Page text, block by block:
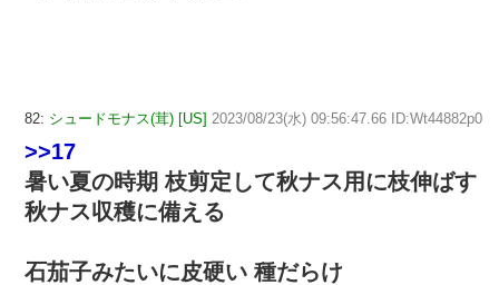
82: シュードモナス(茸) [US] 2023/08/23(水) 09:56:47.66 ID:Wt44882p0
>>17
暑い夏の時期 枝剪定して秋ナス用に枝伸ばす
秋ナス収穫に備える
石茄子みたいに皮硬い 種だらけ